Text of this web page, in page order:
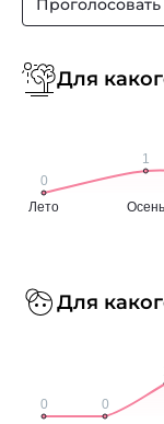
Проголосовать
Для
Для